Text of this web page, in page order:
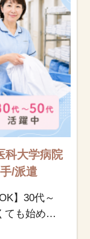
大学病院
/派遣
】30代～
ても始めら